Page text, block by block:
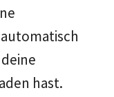
hast.